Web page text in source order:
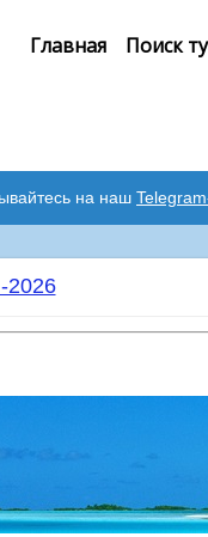
Главная Поиск
на наш
2026